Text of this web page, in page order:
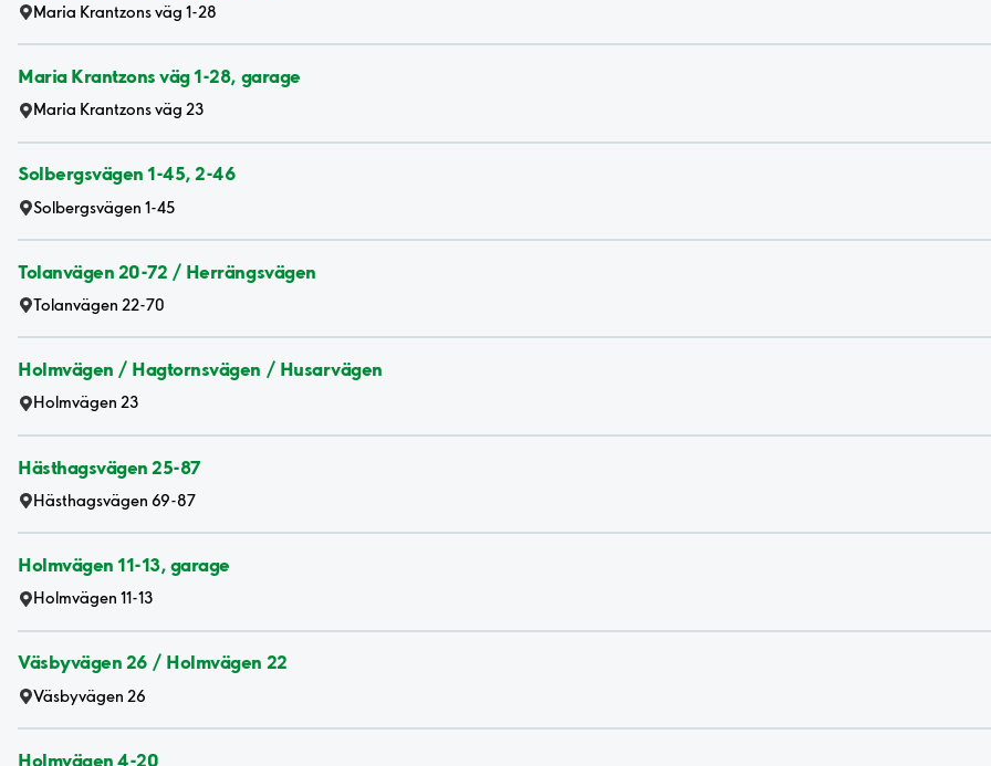
Maria Krantzons väg 1-28
Maria Krantzons väg 1-28, garage
Maria Krantzons väg 23
Solbergsvägen 1-45, 2-46
Solbergsvägen 1-45
Tolanvägen 20-72 / Herrängsvägen
Tolanvägen 22-70
Holmvägen / Hagtornsvägen / Husarvägen
Holmvägen 23
Hästhagsvägen 25-87
Hästhagsvägen 69-87
Holmvägen 11-13, garage
Holmvägen 11-13
Väsbyvägen 26 / Holmvägen 22
Väsbyvägen 26
Holmvägen 4-20